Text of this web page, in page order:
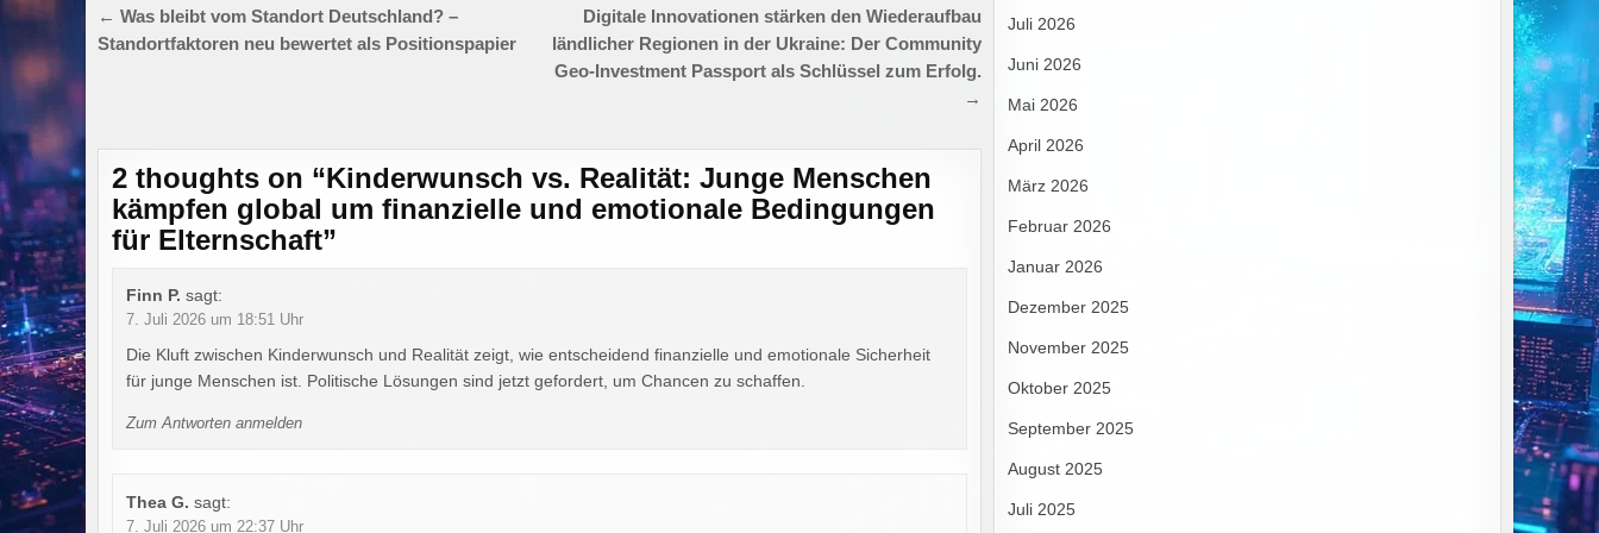
Beitragsnavigation
Digitale Innovationen stärken den Wiederaufbau
ländlicher Regionen in der Ukraine: Der Community
Geo-Investment Passport als Schlüssel zum Erfolg.
→
← Was bleibt vom Standort Deutschland? –
Standortfaktoren neu bewertet als Positionspapier
2 thoughts on “Kinderwunsch vs. Realität: Junge Menschen
kämpfen global um finanzielle und emotionale Bedingungen
für Elternschaft”
Finn P. sagt:
7. Juli 2026 um 18:51 Uhr
Die Kluft zwischen Kinderwunsch und Realität zeigt, wie entscheidend finanzielle und emotionale Sicherheit
für junge Menschen ist. Politische Lösungen sind jetzt gefordert, um Chancen zu schaffen.
Zum Antworten anmelden
Thea G. sagt:
7. Juli 2026 um 22:37 Uhr
Juli 2026
Juni 2026
Mai 2026
April 2026
März 2026
Februar 2026
Januar 2026
Dezember 2025
November 2025
Oktober 2025
September 2025
August 2025
Juli 2025